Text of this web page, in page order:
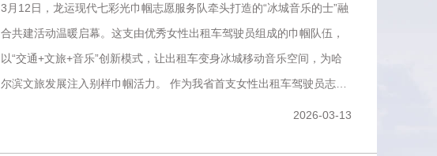
3月12日，龙运现代七彩光巾帼志愿服务队牵头打造的“冰城音乐的士”融
合共建活动温暖启幕。这支由优秀女性出租车驾驶员组成的巾帼队伍，
以“交通+文旅+音乐”创新模式，让出租车变身冰城移动音乐空间，为哈
尔滨文旅发展注入别样巾帼活力。 作为我省首支女性出租车驾驶员志愿
2026-03-13